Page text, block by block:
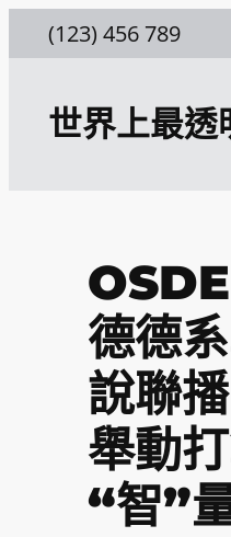
至
(123) 456 789
世界上最透
德德
說聯
舉動
“智”